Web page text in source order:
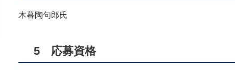
木暮陶句郎氏
5 応募資格